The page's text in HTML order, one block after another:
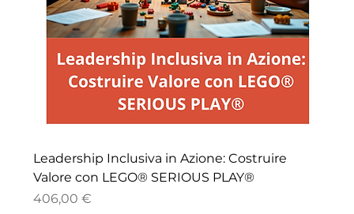
Leadership Inclusiva in Azione: Costruire
Valore con LEGO® SERIOUS PLAY®
Price
406,00 €